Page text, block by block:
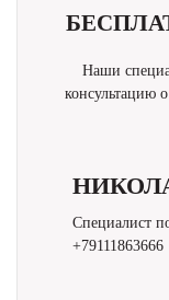
Наши
консультацию
Специалист
+79111863666